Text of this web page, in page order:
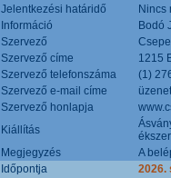
Jelentkezési határidő
Nincs
Információ
Bodó
Szervező
Szervező címe
1215
Szervező telefonszáma
(1)
Szervező e-mail címe
Szervező honlapja
Kiállítás
Megjegyzés
A
Időpontja
2026.